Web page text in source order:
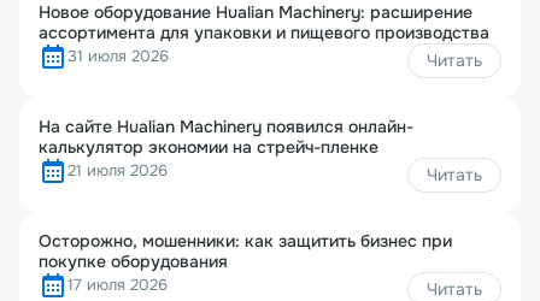
Новое оборудование Hualian Machinery: расширение
ассортимента для упаковки и пищевого производства
31 июля 2026 Читать
На сайте Hualian Machinery появился онлайн-
калькулятор экономии на стрейч-пленке
21 июля 2026 Читать
Осторожно, мошенники: как защитить бизнес при
покупке оборудования
17 июля 2026 Читать